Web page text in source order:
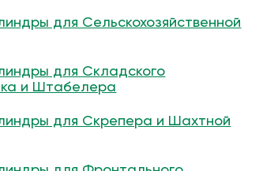
для Сельскохозяйственной
для Складского
и Штабелера
для Скрепера и Шахтной